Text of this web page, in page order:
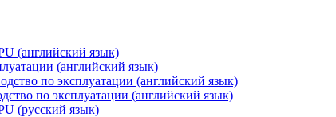
(английский язык)
(английский язык)
по эксплуатации (английский язык)
по эксплуатации (английский язык)
(русский язык)